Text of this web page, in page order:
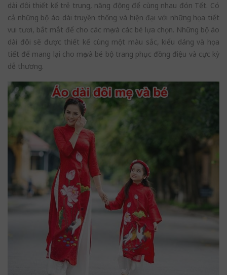
dài đôi thiết kế trẻ trung, năng động để cùng nhau đón Tết. Có
cả những bộ áo dài truyền thống và hiện đại với những họa tiết
vui tươi, bắt mắt để cho các mẹ và các bé lựa chọn. Những bộ áo
dài đôi sẽ được thiết kế cùng một màu sắc, kiểu dáng và họa
tiết để mang lại cho mẹ và bé bộ trang phục đồng điệu và cực kỳ
dễ thương.